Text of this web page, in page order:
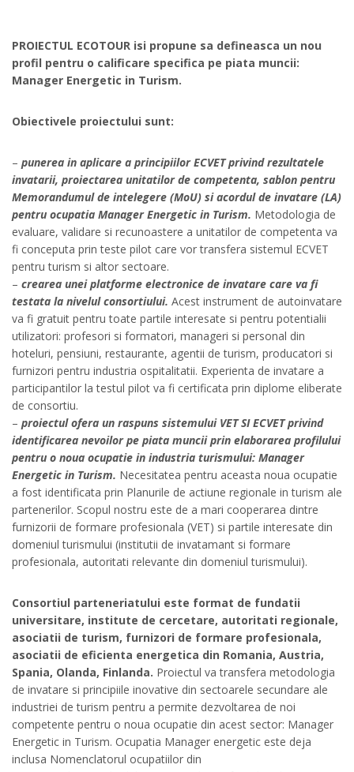
PROIECTUL ECOTOUR isi propune sa defineasca un nou
profil pentru o calificare specifica pe piata muncii:
Manager Energetic in Turism.
Obiectivele proiectului sunt:
– punerea in aplicare a principiilor ECVET privind rezultatele
invatarii, proiectarea unitatilor de competenta, sablon pentru
Memorandumul de intelegere (MoU) si acordul de invatare (LA)
pentru ocupatia Manager Energetic in Turism. Metodologia de
evaluare, validare si recunoastere a unitatilor de competenta va
fi conceputa prin teste pilot care vor transfera sistemul ECVET
pentru turism si altor sectoare.
– crearea unei platforme electronice de invatare care va fi
testata la nivelul consortiului. Acest instrument de autoinvatare
va fi gratuit pentru toate partile interesate si pentru potentialii
utilizatori: profesori si formatori, manageri si personal din
hoteluri, pensiuni, restaurante, agentii de turism, producatori si
furnizori pentru industria ospitalitatii. Experienta de invatare a
participantilor la testul pilot va fi certificata prin diplome eliberate
de consortiu.
– proiectul ofera un raspuns sistemului VET SI ECVET privind
identificarea nevoilor pe piata muncii prin elaborarea profilului
pentru o noua ocupatie in industria turismului: Manager
Energetic in Turism. Necesitatea pentru aceasta noua ocupatie
a fost identificata prin Planurile de actiune regionale in turism ale
partenerilor. Scopul nostru este de a mari cooperarea dintre
furnizorii de formare profesionala (VET) si partile interesate din
domeniul turismului (institutii de invatamant si formare
profesionala, autoritati relevante din domeniul turismului).
Consortiul parteneriatului este format de fundatii
universitare, institute de cercetare, autoritati regionale,
asociatii de turism, furnizori de formare profesionala,
asociatii de eficienta energetica din Romania, Austria,
Spania, Olanda, Finlanda. Proiectul va transfera metodologia
de invatare si principiile inovative din sectoarele secundare ale
industriei de turism pentru a permite dezvoltarea de noi
competente pentru o noua ocupatie din acest sector: Manager
Energetic in Turism. Ocupatia Manager energetic este deja
inclusa Nomenclatorul ocupatiilor din